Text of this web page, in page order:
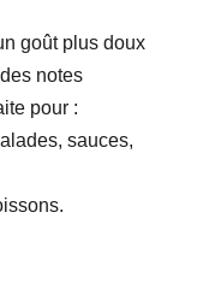
goût plus doux
notes
pour :
sauces,